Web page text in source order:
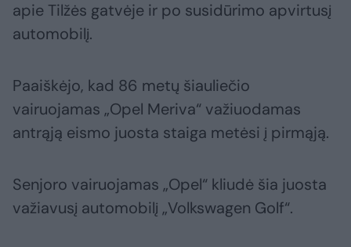
apie Tilžės gatvėje ir po susidūrimo apvirtusį
automobilį.
Paaiškėjo, kad 86 metų šiauliečio
vairuojamas „Opel Meriva“ važiuodamas
antrąją eismo juosta staiga metėsi į pirmąją.
Senjoro vairuojamas „Opel“ kliudė šia juosta
važiavusį automobilį „Volkswagen Golf“.